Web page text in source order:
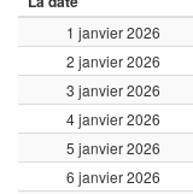
1 janvier 2026
2 janvier 2026
3 janvier 2026
4 janvier 2026
5 janvier 2026
6 janvier 2026